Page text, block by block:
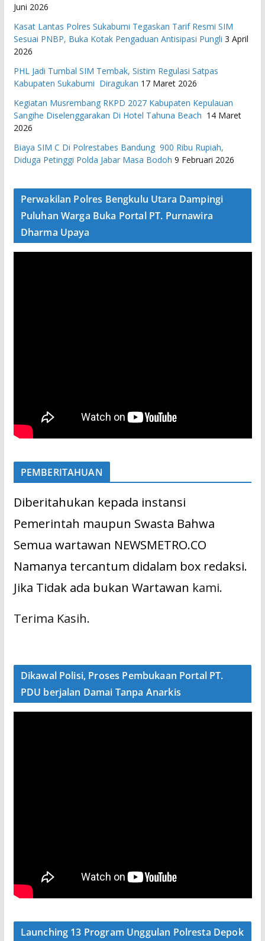
Juni 2026
Kasat Lantas Polres Sukabumi Tegaskan Tarif Resmi SIM
Sesuai PNBP, Buka Kotak Pengaduan Antisipasi Pungli 3 April
2026
PHL Jadi Tumbal SIM Tembak, Sistim Regulasi Satpas
Kabupaten Sukabumi Diragukan 17 Maret 2026
Kegiatan Musrembang RKPD 2027 ​Kabupaten Kepulauan
Sangihe Diselenggarakan Di Hotel Tahuna Beach 14 Maret
2026
Biaya SIM C Di Polrestabes Bandung 900 Ribu Rupiah,
Diduga Petinggi Polda Jabar Masa Bodoh 9 Februari 2026
Perwakilan Polres Bengkulu Utara Dampingi
Puluhan Warga Buka Portal PT. Purnawira
Dharma Upaya
PEMBERITAHUAN
Diberitahukan kepada instansi
Pemerintah maupun Swasta Bahwa
Semua wartawan NEWSMETRO.CO
Namanya tercantum didalam box redaksi.
Jika Tidak ada bukan Wartawan kami.
Terima Kasih.
Dikawal Polisi, Proses Pembukaan Portal PT.
PDU berjalan Damai Tanpa Anarkis
Launching 13 Program Unggulan Polresta Depok